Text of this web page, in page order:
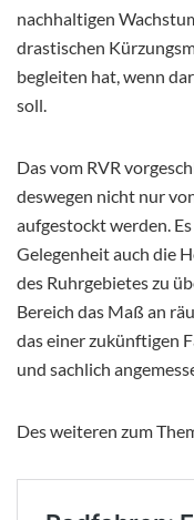
nachhaltigen
drastischen
begleiten hat, wenn
soll.
Das vom RVR
deswegen nicht nur
aufgestockt werden.
Gelegenheit auch die
des Ruhrgebietes zu
Bereich das Maß an
das einer zukünftigen
und sachlich
Des weiteren zum